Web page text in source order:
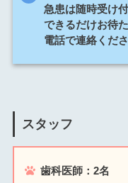
急患は随時受け
できるだけお待
電話で連絡くださ
スタッフ
歯科医師：2名